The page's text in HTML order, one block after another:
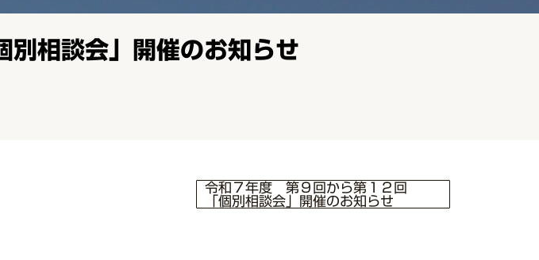
相談会」開催のお知らせ
令和７年度 第９回から第１２回
「個別相談会」開催のお知らせ